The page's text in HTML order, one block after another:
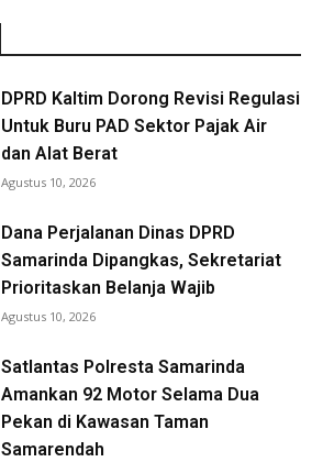
DPRD Kaltim Dorong Revisi Regulasi
Untuk Buru PAD Sektor Pajak Air
dan Alat Berat
Agustus 10, 2026
Dana Perjalanan Dinas DPRD
Samarinda Dipangkas, Sekretariat
Prioritaskan Belanja Wajib
Agustus 10, 2026
Satlantas Polresta Samarinda
Amankan 92 Motor Selama Dua
Pekan di Kawasan Taman
Samarendah